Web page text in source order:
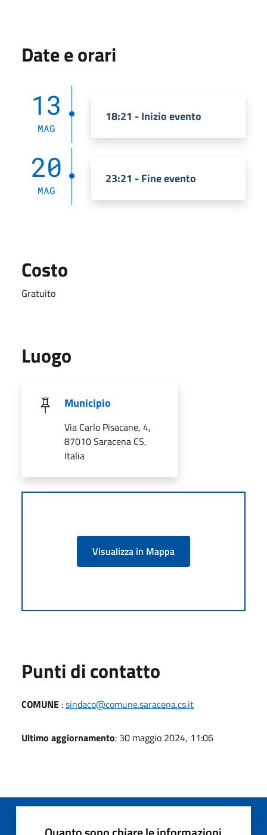
Date e orari
13
MAG
18:21 - Inizio evento
20
MAG
23:21 - Fine evento
Costo
Gratuito
Luogo
Municipio
Via Carlo Pisacane, 4,
87010 Saracena CS,
Italia
Visualizza in Mappa
Punti di contatto
COMUNE :sindaco@comune.saracena.cs.it
Ultimo aggiornamento: 30 maggio 2024, 11:06